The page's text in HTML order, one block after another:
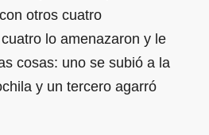
otros cuatro
lo amenazaron y le
cosas: uno se subió a la
y un tercero agarró